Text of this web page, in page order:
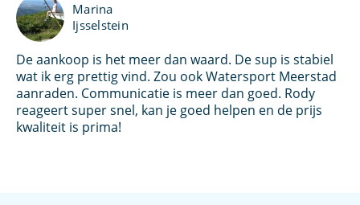
Marina
Ijsselstein
De aankoop is het meer dan waard. De sup is stabiel
wat ik erg prettig vind. Zou ook Watersport Meerstad
aanraden. Communicatie is meer dan goed. Rody
reageert super snel, kan je goed helpen en de prijs
kwaliteit is prima!